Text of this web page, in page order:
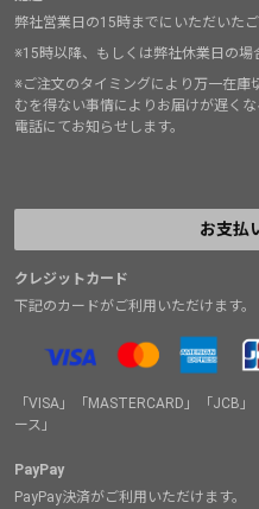
弊社営業日の15時までにいただいた
※15時以降、もしくは弊社休業日の場
※ご注文のタイミングにより万一在庫
むを得ない事情によりお届けが遅く
電話にてお知らせします。
お支払
クレジットカード
下記のカードがご利用いただけます。
「VISA」「MASTERCARD」「JCB
ース」
PayPay
PayPay決済がご利用いただけます。